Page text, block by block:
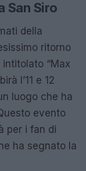
San Siro
della
ritorno
“Max
l’11 e 12
luogo che ha
evento
per i fan di
ha segnato la